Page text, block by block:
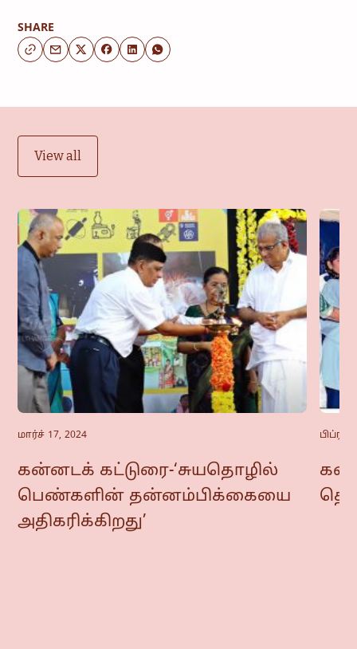
SHARE
View all
மார்ச் 17, 2024
கன்னடக் கட்டுரை-‘சுயதொழில்
பெண்களின் தன்னம்பிக்கையை
அதிகரிக்கிறது’